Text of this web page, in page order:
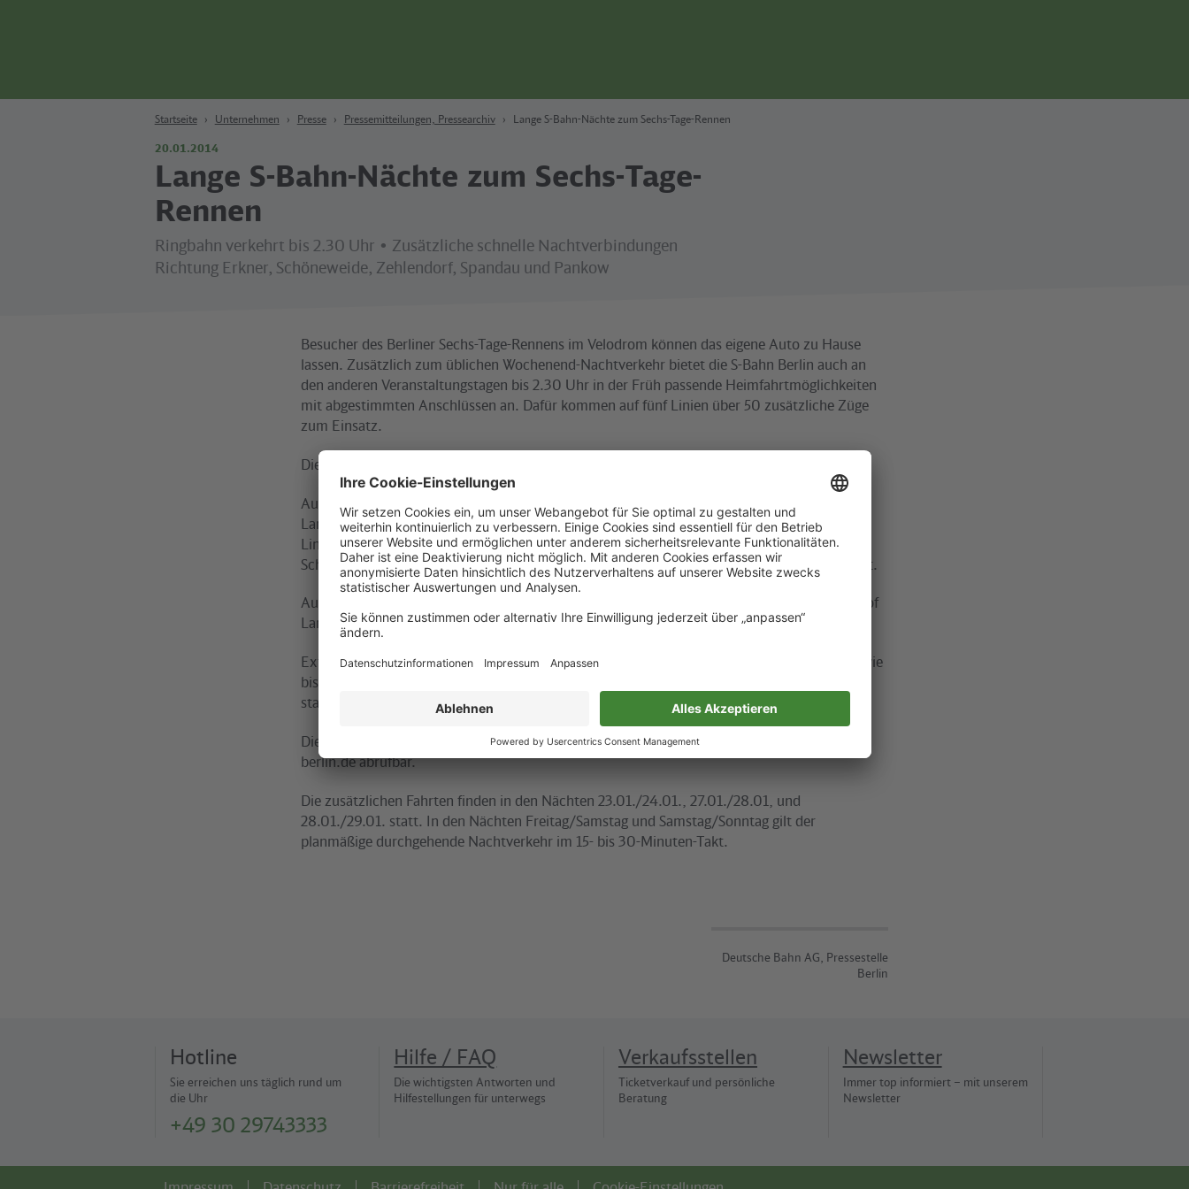
Startseite Unternehmen Presse Pressemitteilungen, Pressearchiv Lange S-Bahn-Nächte zum Sechs-Tage-Rennen
20.01.2014
Lange S-Bahn-Nächte zum Sechs-Tage-
Rennen
Ringbahn verkehrt bis 2.30 Uhr • Zusätzliche schnelle Nachtverbindungen
Richtung Erkner, Schöneweide, Zehlendorf, Spandau und Pankow
Besucher des Berliner Sechs-Tage-Rennens im Velodrom können das eigene Auto zu Hause
lassen. Zusätzlich zum üblichen Wochenend-Nachtverkehr bietet die S-Bahn Berlin auch an
den anderen Veranstaltungstagen bis 2.30 Uhr in der Früh passende Heimfahrtmöglichkeiten
mit abgestimmten Anschlüssen an. Dafür kommen auf fünf Linien über 50 zusätzliche Züge
zum Einsatz.
Die Ringbahnlinien fahren bis etwa 1.30 Uhr im Zehn-Minuten-Takt.
Auf der Linie S41 werden zusätzliche Fahrten um 1.44 Uhr und 2.14 Uhr ab S-Bahnhof
Landsberger Allee angeboten. Am Ostkreuz bestehen direkte Anschlüsse zu Extrazügen der
Linie S3 nach Erkner und zur S5 Richtung Friedrichstraße, Westkreuz und Spandau. In
Schöneberg stehen Einsatzzüge der Linie S1 Richtung Rathaus Steglitz und Zehlendorf bereit.
Auf der Linie S42 starten um 1.33 Uhr, 1.43 Uhr und 2.03 Uhr zusätzliche Züge ab S-Bahnhof
Landsberger Allee über Gesundbrunnen und Jungfernheide.
Extrafahrten werden auch auf der Linie S9 nach Schöneweide um 1.31 Uhr und 1.51 Uhr sowie
bis Treptower Park um 2.11 Uhr eingerichtet. Richtung Pankow über Bornholmer Straße
starten Zusatzzüge um 1.25 Uhr und 1.45 Uhr.
Die genauen Abfahrtszeiten sind in der elektronischen Fahrplanauskunft unter www.s-bahn-
berlin.de abrufbar.
Die zusätzlichen Fahrten finden in den Nächten 23.01./24.01., 27.01./28.01, und
28.01./29.01. statt. In den Nächten Freitag/Samstag und Samstag/Sonntag gilt der
planmäßige durchgehende Nachtverkehr im 15- bis 30-Minuten-Takt.
Deutsche Bahn AG, Pressestelle
Berlin
Hotline
Sie erreichen uns täglich rund um
die Uhr
+49 30 29743333
Hilfe / FAQ
Die wichtigsten Antworten und
Hilfestellungen für unterwegs
Verkaufsstellen
Ticketverkauf und persönliche
Beratung
Newsletter
Immer top informiert – mit unserem
Newsletter